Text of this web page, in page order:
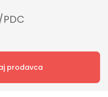
PDC
prodavca